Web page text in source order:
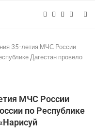
35-летия МЧС России
Дагестан провело
МЧС России
по Республике